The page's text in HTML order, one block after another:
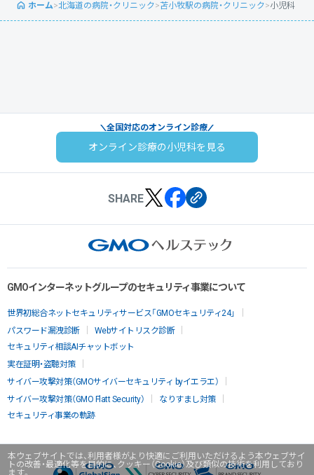
本ウェブサイトでは、利用者様がより快適にご利用いただけるよう本ウェブサイ
トの改善・最適化等を目的に、クッキー（Cookie）及び類似の技術を利用しており
ます。
ホーム>北海道の病院・クリニック>苫小牧駅の病院・クリニック>小児科
全国対応のオンライン診療
オンライン診療の小児科を見る
SHARE
GMOインターネットグループのセキュリティ事業について
世界初総合ネットセキュリティサービス「GMOセキュリティ24」
パスワード漏洩診断
Webサイトリスク診断
セキュリティ相談AIチャットボット
実在証明・盗聴対策
サイバー攻撃対策（GMOサイバーセキュリティ byイエラエ）
サイバー攻撃対策（GMO Flatt Security）
なりすまし対策
セキュリティ事業の軌跡